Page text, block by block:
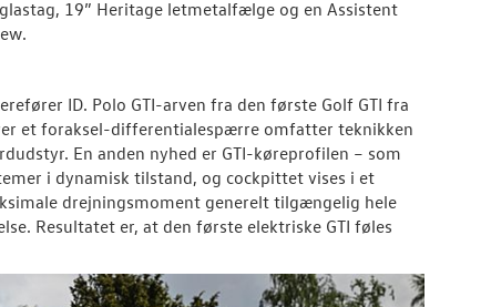
19” Heritage letmetalfælge og en Assistent
ID. Polo GTI-arven fra den første Golf GTI fra
et foraksel-differentialespærre omfatter teknikken
En anden nyhed er GTI-køreprofilen – som
i dynamisk tilstand, og cockpittet vises i et
drejningsmoment generelt tilgængelig hele
Resultatet er, at den første elektriske GTI føles